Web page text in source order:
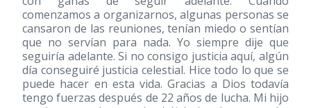
comenzamos a organizarnos, algunas personas se
cansaron de las reuniones, tenían miedo o sentían
que no servían para nada. Yo siempre dije que
seguiría adelante. Si no consigo justicia aquí, algún
día conseguiré justicia celestial. Hice todo lo que se
puede hacer en esta vida. Gracias a Dios todavía
tengo fuerzas después de 22 años de lucha. Mi hijo